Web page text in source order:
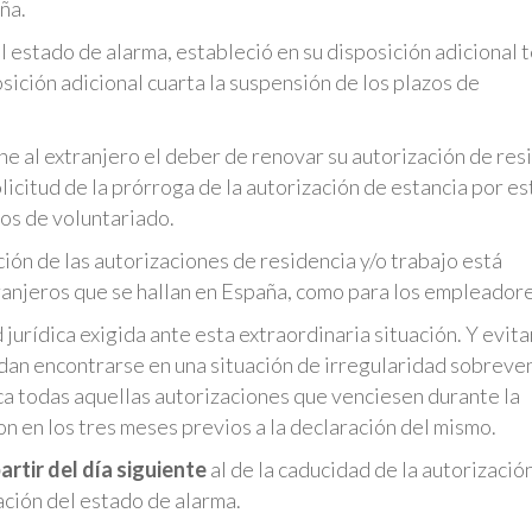
estado de alarma, estableció en su disposición adicional
adicional cuarta la suspensión de los plazos de
al extranjero el deber de renovar su autorización de
de la prórroga de la autorización de estancia por
de voluntariado.
de las autorizaciones de residencia y/o trabajo está
que se hallan en España, como para los
exigida ante esta extraordinaria situación. Y
encontrarse en una situación de irregularidad
todas aquellas autorizaciones que venciesen durante la
en los tres meses previos a la declaración del mismo.
del día siguienteal de la caducidad de la
del estado de alarma.